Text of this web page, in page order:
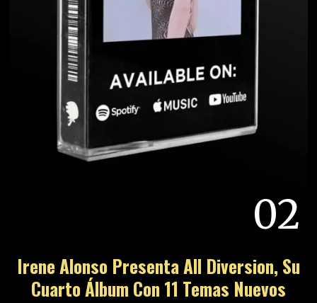
02
Irene Alonso Presenta All Diversion, Su
Cuarto Álbum Con 11 Temas Nuevos